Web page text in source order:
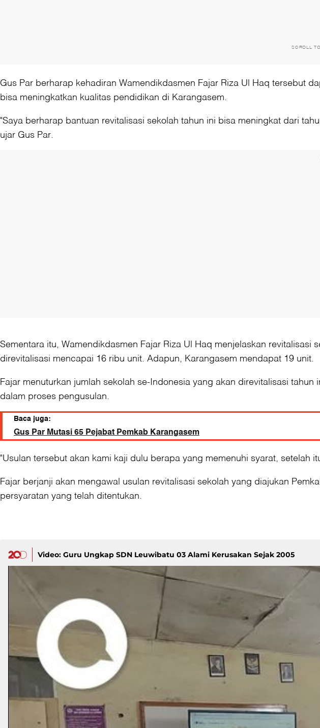
SCROLL
Gus Par berharap kehadiran Wamendikdasmen Fajar Riza Ul Haq tersebut
bisa meningkatkan kualitas pendidikan di Karangasem.
"Saya berharap bantuan revitalisasi sekolah tahun ini bisa meningkat dari
ujar Gus Par.
Sementara itu, Wamendikdasmen Fajar Riza Ul Haq menjelaskan
direvitalisasi mencapai 16 ribu unit. Adapun, Karangasem mendapat 19 unit.
Fajar menuturkan jumlah sekolah se-Indonesia yang akan direvitalisasi
dalam proses pengusulan.
Baca juga:
Gus Par Mutasi 65 Pejabat Pemkab Karangasem
"Usulan tersebut akan kami kaji dulu berapa yang memenuhi syarat, setelah
Fajar berjanji akan mengawal usulan revitalisasi sekolah yang diajukan
persyaratan yang telah ditentukan.
Video: Guru Ungkap SDN Leuwibatu 03 Alami Kerusakan Sejak 2005